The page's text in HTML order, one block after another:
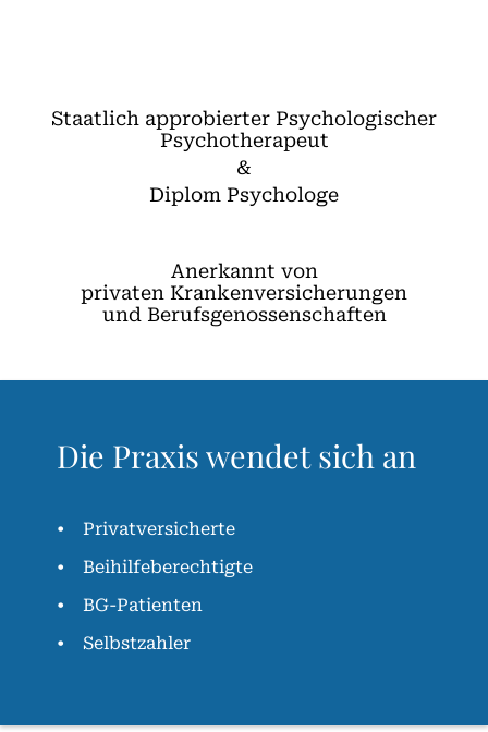
Staatlich approbierter Psychologischer
Psychotherapeut
&
Diplom Psychologe
Anerkannt von
privaten Krankenversicherungen
und Berufsgenossenschaften
Die Praxis wendet sich an
Privatversicherte
Beihilfeberechtigte
BG-Patienten
Selbstzahler